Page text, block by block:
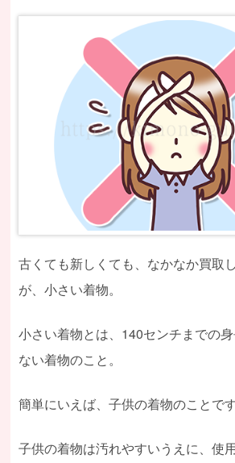
古くても新しくても、なかなか買取
が、小さい着物。
小さい着物とは、140センチまでの
ない着物のこと。
簡単にいえば、子供の着物のことです
子供の着物は汚れやすいうえに、使